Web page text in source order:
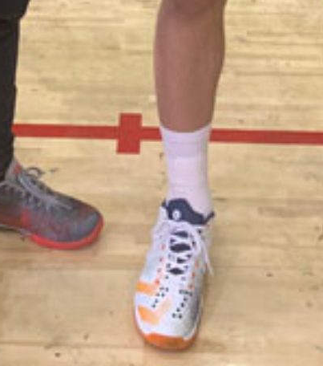
の市民プールでは「握手や写真撮影を求められる機会